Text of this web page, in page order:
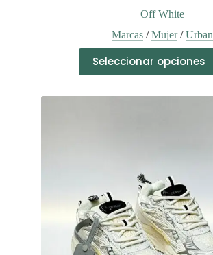
Off White
Marcas /Mujer/Urban
Seleccionar opciones
producto
tiene
la
página
de
producto